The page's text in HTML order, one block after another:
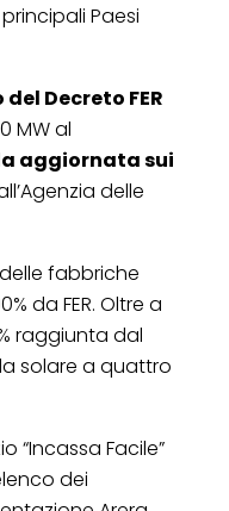
Paesi
Decreto FER
MW al
aggiornata sui
delle
fabbriche
da FER. Oltre a
raggiunta dal
solare a quattro
“Incassa Facile”
dei